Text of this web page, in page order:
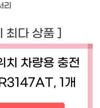
최다 상품 ]
치 차량용 충전
1개